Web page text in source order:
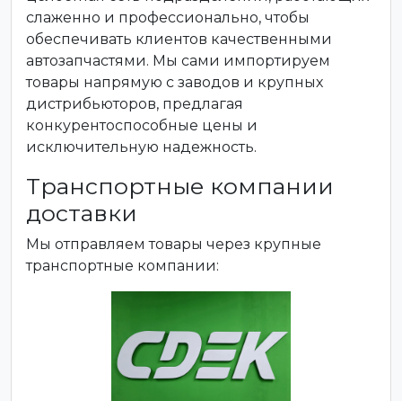
слаженно и профессионально, чтобы
обеспечивать клиентов качественными
автозапчастями. Мы сами импортируем
товары напрямую с заводов и крупных
дистрибьюторов, предлагая
конкурентоспособные цены и
исключительную надежность.
Транспортные компании
доставки
Мы отправляем товары через крупные
транспортные компании: